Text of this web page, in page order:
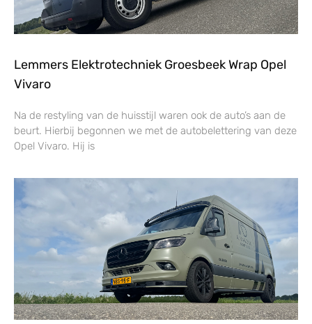
Lemmers Elektrotechniek Groesbeek Wrap Opel
Vivaro
Na de restyling van de huisstijl waren ook de auto’s aan de
beurt. Hierbij begonnen we met de autobelettering van deze
Opel Vivaro. Hij is